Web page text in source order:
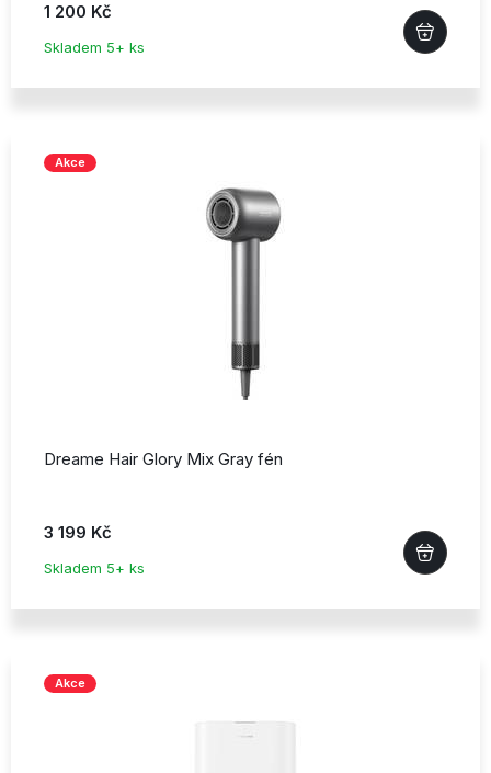
1 200 Kč
Skladem 5+ ks
Akce
Dreame Hair Glory Mix Gray fén
3 199 Kč
Skladem 5+ ks
Akce